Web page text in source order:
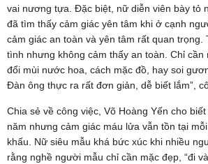
vai nương tựa. Đặc biệt, nữ diễn viên bày tỏ
đã tìm thấy cảm giác yên tâm khi ở cạnh
cảm giác an toàn và yên tâm rất quan trọng.
tình nhưng không cảm thấy an toàn. Chỉ
đổi mùi nước hoa, cách mặc đồ, hay soi
Đàn ông thực ra rất đơn giản, dễ biết lắm”,
Chia sẻ về công việc, Võ Hoàng Yến cho
năm nhưng cảm giác máu lửa vẫn tồn tại
khấu. Nữ siêu mẫu khá bức xúc khi nhiều
rằng nghề người mẫu chỉ cần mặc đẹp, “đi